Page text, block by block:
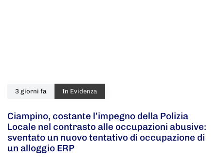
3 giorni fa In Evidenza
Ciampino, costante l’impegno della Polizia
Locale nel contrasto alle occupazioni abusive:
sventato un nuovo tentativo di occupazione di
un alloggio ERP